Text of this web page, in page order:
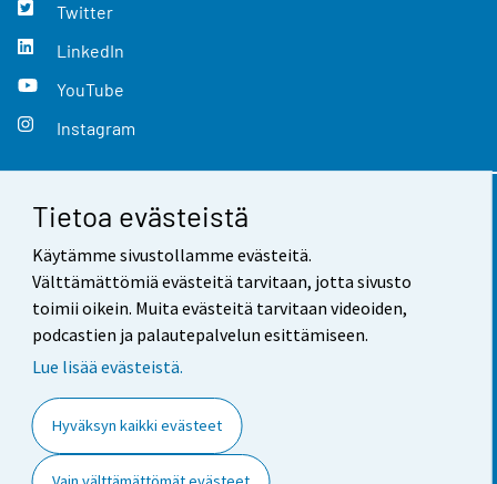
Tietoa evästeistä
Käytämme sivustollamme evästeitä.
Välttämättömiä evästeitä tarvitaan, jotta sivusto
toimii oikein. Muita evästeitä tarvitaan videoiden,
podcastien ja palautepalvelun esittämiseen.
Lue lisää evästeistä.
Hyväksyn kaikki evästeet
Twitter
LinkedIn
YouTube
Instagram
Yhteystiedot
Palaute
Käyttöehdot
Saavutettavuus
Tietoa sivustosta